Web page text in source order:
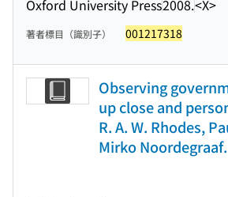
Oxford University Press2008.<X>
著者標目（識別子） 001217318
Observing
up close and
R. A. W. Rhodes,
Mirko Noordegraaf.